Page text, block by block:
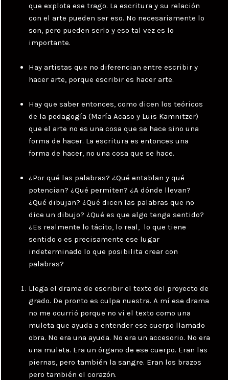
que explota ese trago. La escritura y su relación
con el arte pueden ser eso. No necesariamente lo
son, pero pueden serlo y eso tal vez es lo
importante.
Hay artistas que no diferencian entre escribir y
hacer arte, porque escribir es hacer arte.
Hay que saber entonces, como dicen los teóricos
de la pedagogía (María Acaso y Luis Kamnitzer)
que el arte no es una cosa que se hace sino una
forma de hacer. La escritura es entonces una
forma de hacer, no una cosa que se hace.
¿Por qué las palabras? ¿Qué entablan y qué
potencian? ¿Qué permiten? ¿A dónde llevan?
¿Qué dibujan? ¿Qué dicen las palabras que no
dice un dibujo? ¿Qué es que algo tenga sentido?
¿Es realmente lo tácito, lo real, lo que tiene
sentido o es precisamente ese lugar
indeterminado lo que posibilita crear con
palabras?
Llega el drama de escribir el texto del proyecto de
grado. De pronto es culpa nuestra. A mí ese drama
no me ocurrió porque no vi el texto como una
muleta que ayuda a entender ese cuerpo llamado
obra. No era una ayuda. No era un accesorio. No era
una muleta. Era un órgano de ese cuerpo. Eran las
piernas, pero también la sangre. Eran los brazos
pero también el corazón.